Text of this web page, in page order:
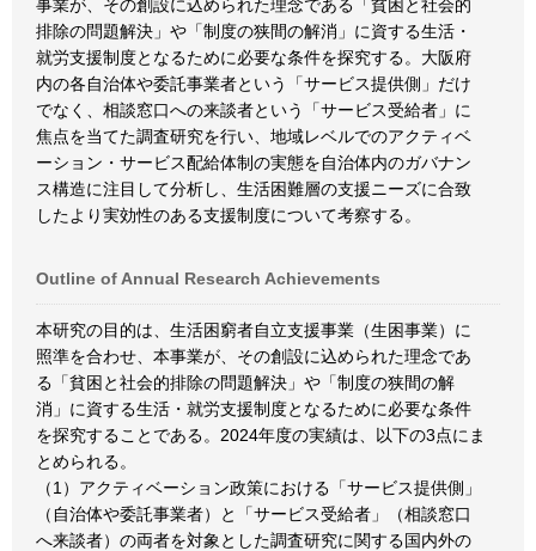
事業が、その創設に込められた理念である「貧困と社会的
排除の問題解決」や「制度の狭間の解消」に資する生活・
就労支援制度となるために必要な条件を探究する。大阪府
内の各自治体や委託事業者という「サービス提供側」だけ
でなく、相談窓口への来談者という「サービス受給者」に
焦点を当てた調査研究を行い、地域レベルでのアクティベ
ーション・サービス配給体制の実態を自治体内のガバナン
ス構造に注目して分析し、生活困難層の支援ニーズに合致
したより実効性のある支援制度について考察する。
Outline of Annual Research Achievements
本研究の目的は、生活困窮者自立支援事業（生困事業）に
照準を合わせ、本事業が、その創設に込められた理念であ
る「貧困と社会的排除の問題解決」や「制度の狭間の解
消」に資する生活・就労支援制度となるために必要な条件
を探究することである。2024年度の実績は、以下の3点にま
とめられる。
（1）アクティベーション政策における「サービス提供側」
（自治体や委託事業者）と「サービス受給者」（相談窓口
へ来談者）の両者を対象とした調査研究に関する国内外の